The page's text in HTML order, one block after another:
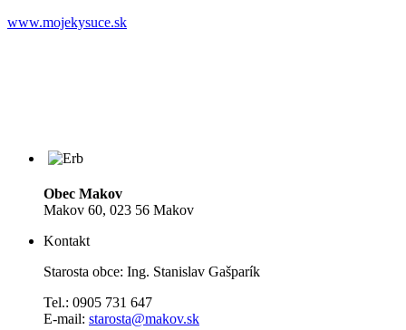
www.mojekysuce.sk
Obec Makov
Makov 60, 023 56 Makov
Kontakt
Starosta obce: Ing. Stanislav Gašparík
Tel.: 0905 731 647
E-mail: starosta@makov.sk